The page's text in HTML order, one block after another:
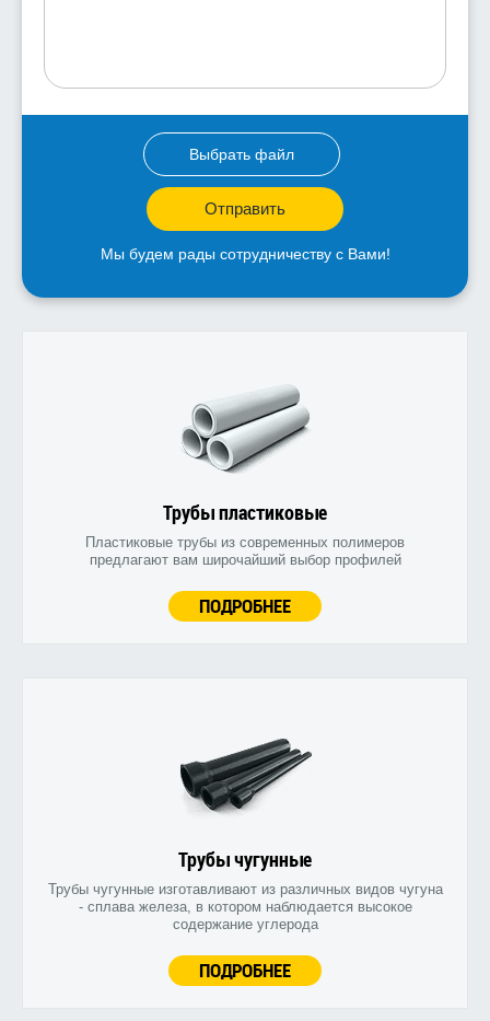
Выбрать файл
Отправить
Мы будем рады сотрудничеству с Вами!
Трубы пластиковые
Пластиковые трубы из современных полимеров
предлагают вам широчайший выбор профилей
ПОДРОБНЕЕ
Трубы чугунные
Трубы чугунные изготавливают из различных видов чугуна
- сплава железа, в котором наблюдается высокое
содержание углерода
ПОДРОБНЕЕ